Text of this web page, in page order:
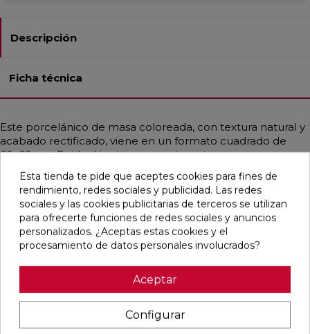
Descripción
Ficha técnica
Este porcelánico de masa coloreada, con textura natural y
acabado rectificado, viene en un formato cuadrado de
60x60 cm. Es ideal tanto para pavimentos como para
revestimientos en baños, cocinas, espacios residenciales,
comerciales y fachadas. Su resistencia a la helada y a las
manchas lo hace muy duradero. Con un estilo que
combina lo clásico, contemporáneo y mediterráneo,
emula la apariencia de la piedra en un elegante color gris
perla.
Pensamos que te puede interesar
Esta tienda te pide que aceptes cookies para fines de
rendimiento, redes sociales y publicidad. Las redes
sociales y las cookies publicitarias de terceros se utilizan
para ofrecerte funciones de redes sociales y anuncios
personalizados. ¿Aceptas estas cookies y el
procesamiento de datos personales involucrados?
Aceptar
Configurar